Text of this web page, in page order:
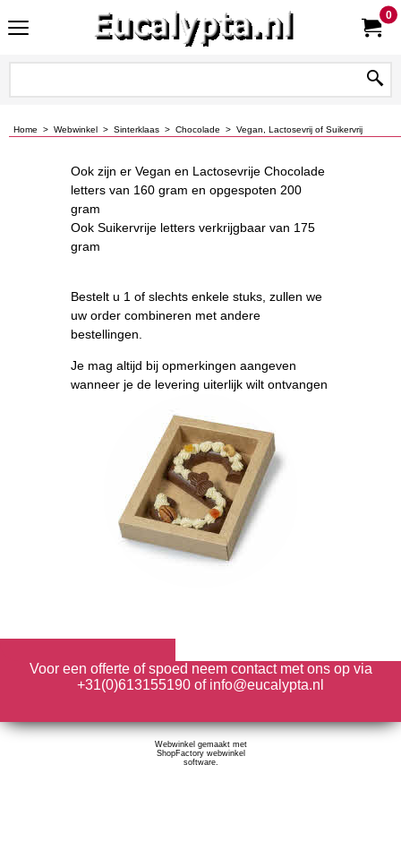
0
Home > Webwinkel > Sinterklaas > Chocolade > Vegan, Lactosevrij of Suikervrij
Ook zijn er Vegan en Lactosevrije Chocolade
letters van 160 gram en opgespoten 200
gram
Ook Suikervrije letters verkrijgbaar van 175
gram
Bestelt u 1 of slechts enkele stuks, zullen we
uw order combineren met andere
bestellingen.
Je mag altijd bij opmerkingen aangeven
wanneer je de levering uiterlijk wilt ontvangen
Voor een offerte of spoed neem contact met ons op via
+31(0)613155190 of info@eucalypta.nl
Webwinkel gemaakt met
ShopFactory webwinkel
software.